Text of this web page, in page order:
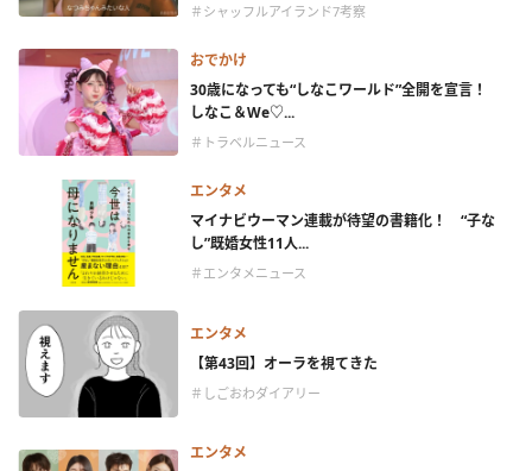
＃シャッフルアイランド7考察
おでかけ
30歳になっても“しなこワールド”全開を宣言！
しなこ＆We♡...
＃トラベルニュース
エンタメ
マイナビウーマン連載が待望の書籍化！ “子な
し”既婚女性11人...
＃エンタメニュース
エンタメ
【第43回】オーラを視てきた
＃しごおわダイアリー
エンタメ